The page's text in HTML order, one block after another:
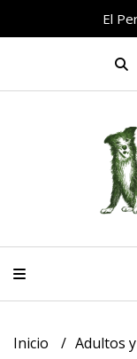
El
Inicio Adultos